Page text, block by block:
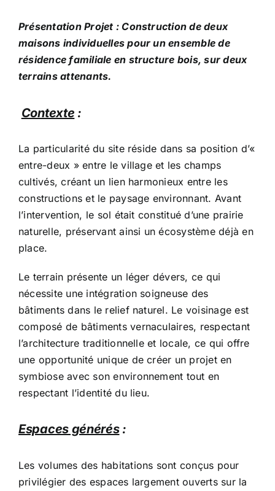
Présentation Projet : Construction de deux
maisons individuelles pour un ensemble de
résidence familiale en structure bois, sur deux
terrains attenants.
Contexte :
La particularité du site réside dans sa position d’«
entre-deux » entre le village et les champs
cultivés, créant un lien harmonieux entre les
constructions et le paysage environnant. Avant
l’intervention, le sol était constitué d’une prairie
naturelle, préservant ainsi un écosystème déjà en
place.
Le terrain présente un léger dévers, ce qui
nécessite une intégration soigneuse des
bâtiments dans le relief naturel. Le voisinage est
composé de bâtiments vernaculaires, respectant
l’architecture traditionnelle et locale, ce qui offre
une opportunité unique de créer un projet en
symbiose avec son environnement tout en
respectant l’identité du lieu.
Espaces générés:
Les volumes des habitations sont conçus pour
privilégier des espaces largement ouverts sur la